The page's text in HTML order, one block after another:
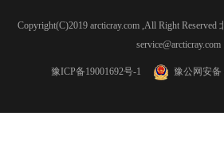
Copyright(C)2019 arcticray.com ,All Right
service@arcticray.com
豫ICP备19001692号-1 豫公网安备